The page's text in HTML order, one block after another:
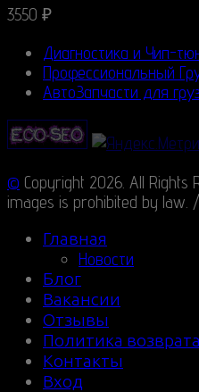
3550 ₽
Диагностика и Чип-
Профессиональный
АвтоЗапчасти для
© Copyright 2026. All Rights
images is prohibited by law.
Главная
Новости
Блог
Вакансии
Отзывы
Политика возврата
Контакты
Вход